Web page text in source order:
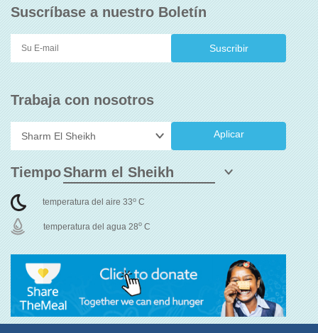
Suscríbase a nuestro Boletín
Trabaja con nosotros
Aplicar
Tiempo
temperatura del aire 33o C
temperatura del agua 28o C